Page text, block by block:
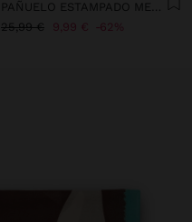
25,99 €
9,99 € 62%